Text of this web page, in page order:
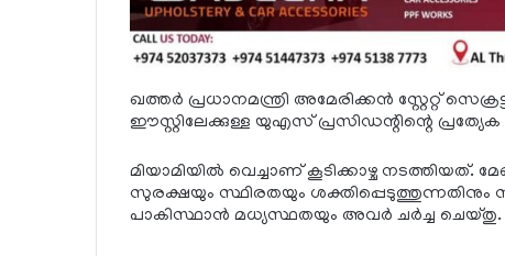
ഖത്തര്‍ പ്രധാനമന്ത്രി അമേരിക്കന്‍ സ്റ്റേറ്റ്
ഈസ്റ്റിലേക്കുള്ള യുഎസ് പ്രസിഡന്റിന്റെ പ്രത്യേക
മിയാമിയില്‍ വെച്ചാണ് കൂടിക്കാഴ്ച
സുരക്ഷയും സ്ഥിരതയും ശക്തിപ്പെടുത്തുന്നതിനും
പാകിസ്ഥാന്‍ മധ്യസ്ഥതയും അവര്‍ ചര്‍ച്ച ചെയ്തു.